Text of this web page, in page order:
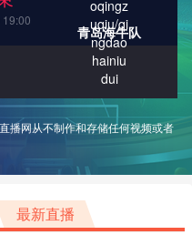
青岛海牛队
播网从不制作和存储任何视频或者
最新直播